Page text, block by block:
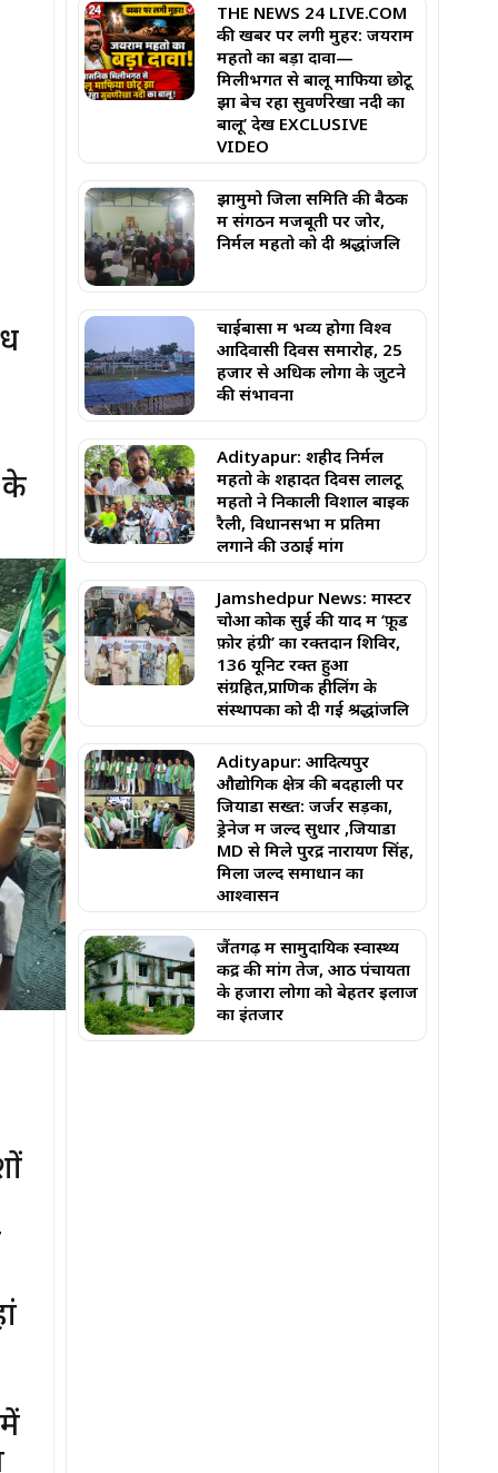
के
THE NEWS 24 LIVE.COM
की खबर पर लगी मुहर: जयराम
महतो का बड़ा दावा—
मिलीभगत से बालू माफिया छोटू
झा बेच रहा सुवर्णरेखा नदी का
बालू’ देखें EXCLUSIVE
VIDEO
झामुमो जिला समिति की बैठक
में संगठन मजबूती पर जोर,
निर्मल महतो को दी श्रद्धांजलि
चाईबासा में भव्य होगा विश्व
आदिवासी दिवस समारोह, 25
हजार से अधिक लोगों के जुटने
की संभावना
Adityapur: शहीद निर्मल
महतो के शहादत दिवस लालटू
महतो ने निकाली विशाल बाइक
रैली, विधानसभा में प्रतिमा
लगाने की उठाई मांग
Jamshedpur News: मास्टर
चोआ कोक सुई की याद में ‘फ़ूड
फ़ोर हंग्री’ का रक्तदान शिविर,
136 यूनिट रक्त हुआ
संग्रहित,प्राणिक हीलिंग के
संस्थापकों को दी गई श्रद्धांजलि
Adityapur: आदित्यपुर
औद्योगिक क्षेत्र की बदहाली पर
जियाडा सख्त: जर्जर सड़कों,
ड्रेनेज में जल्द सुधार ,जियाडा
MD से मिले पुरेंद्र नारायण सिंह,
मिला जल्द समाधान का
आश्वासन
जैंतगढ़ में सामुदायिक स्वास्थ्य
केंद्र की मांग तेज, आठ पंचायतों
के हजारों लोगों को बेहतर इलाज
का इंतजार